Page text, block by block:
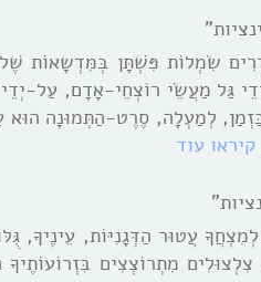
שִֹמְלוֹת פִּשְׁתָּן בְּמִּדְשָאוֹת
גַּל מַעֲשֵֹי רוֹצְחֵי-אָדָם, עַל-
לְמַעְלָה, סֶרֶט-הַתְּמוּנָה הוּא
קיראו עוד
עֲטוּר הַדְּגָנִיּוֹת, עֵינֶיךָ,
מִתְרוֹצְצִים